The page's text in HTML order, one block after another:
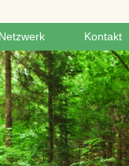
Netzwerk Kontakt